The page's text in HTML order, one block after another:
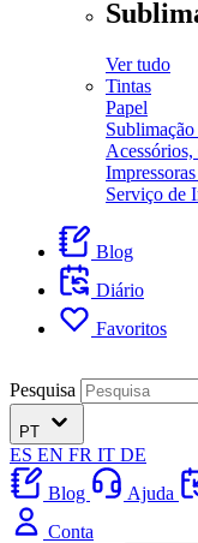
Ver tudo
Tintas
Papel
Serviço de
Blog
Diário
Favoritos
Pesquisa
PT
ES EN FR IT DE
Blog
Ajuda
Conta